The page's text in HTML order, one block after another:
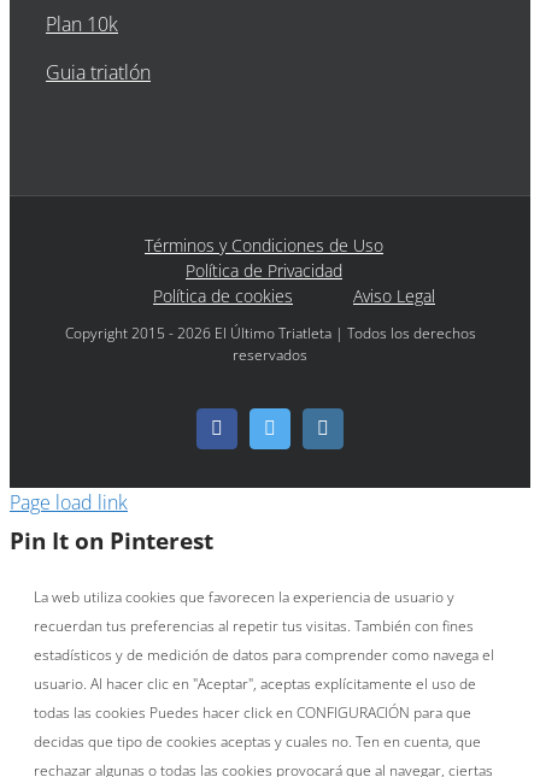
Plan 10k
Guia triatlón
Términos y Condiciones de Uso
Política de Privacidad
Política de cookies
Aviso Legal
Copyright 2015 - 2026 El Último Triatleta | Todos los derechos
reservados
FacebookTwitter
Page load link
Pin It on Pinterest
La web utiliza cookies que favorecen la experiencia de usuario y
recuerdan tus preferencias al repetir tus visitas. También con fines
estadísticos y de medición de datos para comprender como navega el
usuario. Al hacer clic en "Aceptar", aceptas explícitamente el uso de
todas las cookies Puedes hacer click en CONFIGURACIÓN para que
decidas que tipo de cookies aceptas y cuales no. Ten en cuenta, que
rechazar algunas o todas las cookies provocará que al navegar, ciertas